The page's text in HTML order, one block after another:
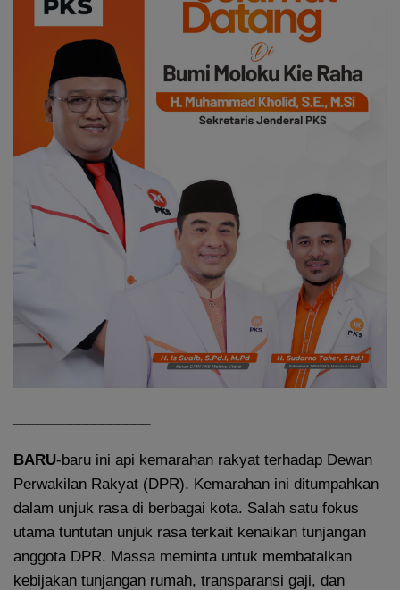
BARU-baru ini api kemarahan rakyat terhadap Dewan
Perwakilan Rakyat (DPR). Kemarahan ini ditumpahkan
dalam unjuk rasa di berbagai kota. Salah satu fokus
utama tuntutan unjuk rasa terkait kenaikan tunjangan
anggota DPR. Massa meminta untuk membatalkan
kebijakan tunjangan rumah, transparansi gaji, dan